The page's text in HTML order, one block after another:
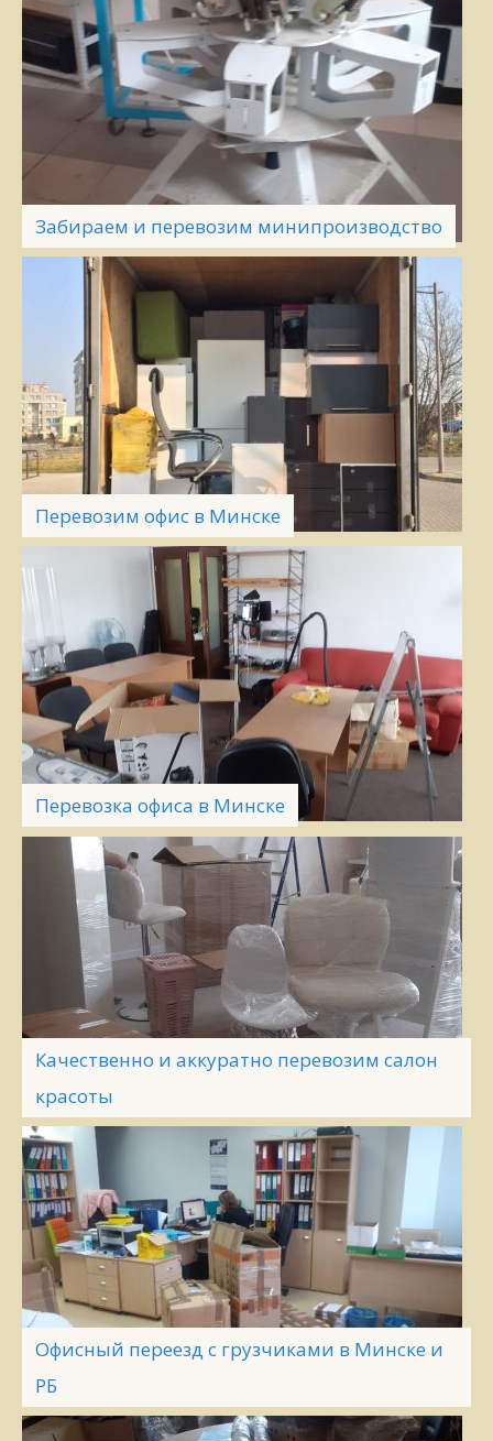
Забираем и перевозим минипроизводство
Перевозим офис в Минске
Перевозка офиса в Минске
Качественно и аккуратно перевозим салон
красоты
Офисный переезд с грузчиками в Минске и
РБ